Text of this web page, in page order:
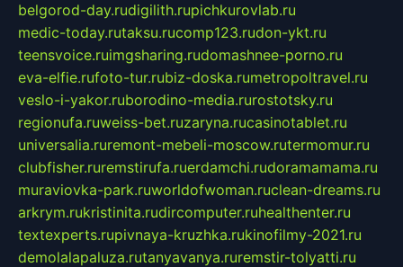
belgorod-day.rudigilith.rupichkurovlab.ru
medic-today.rutaksu.rucomp123.rudon-ykt.ru
teensvoice.ruimgsharing.rudomashnee-porno.ru
eva-elfie.rufoto-tur.rubiz-doska.rumetropoltravel.ru
veslo-i-yakor.ruborodino-media.rurostotsky.ru
regionufa.ruweiss-bet.ruzaryna.rucasinotablet.ru
universalia.ruremont-mebeli-moscow.rutermomur.ru
clubfisher.ruremstirufa.ruerdamchi.rudoramamama.ru
muraviovka-park.ruworldofwoman.ruclean-dreams.ru
arkrym.rukristinita.rudircomputer.ruhealthenter.ru
textexperts.rupivnaya-kruzhka.rukinofilmy-2021.ru
demolalapaluza.rutanyavanya.ruremstir-tolyatti.ru